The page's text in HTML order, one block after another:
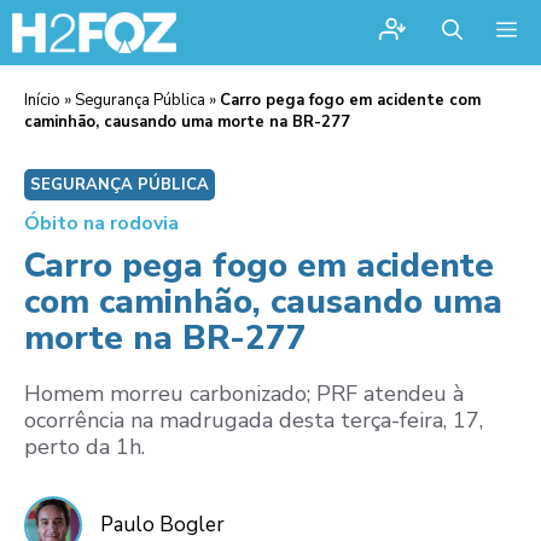
Início »Segurança Pública » Carro pega fogo em acidente com
caminhão, causando uma morte na BR-277
SEGURANÇA PÚBLICA
Óbito na rodovia
Carro pega fogo em acidente
com caminhão, causando uma
morte na BR-277
Homem morreu carbonizado; PRF atendeu à
ocorrência na madrugada desta terça-feira, 17,
perto da 1h.
Paulo Bogler